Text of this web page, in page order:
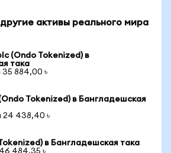
активы реального мира
(Ondo Tokenized) в
така
35 884,00 ৳
Tokenized) в Бангладешская
24 438,40 ৳
в Бангладешская така
484,35 ৳